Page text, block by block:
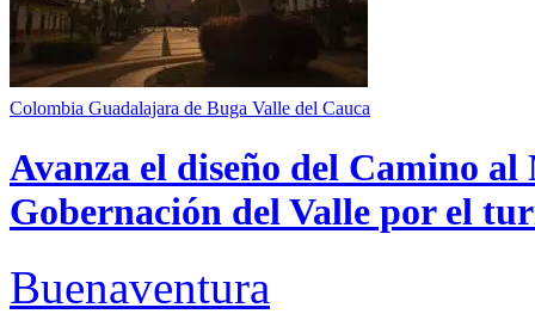
Colombia Guadalajara de Buga Valle del Cauca
Avanza el diseño del Camino
Gobernación del Valle por el
Buenaventura